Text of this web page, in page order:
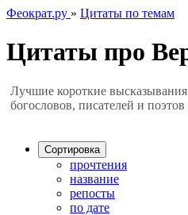
Феократ.ру » Цитаты по темам
Цитаты про
Лучшие короткие
богословов, писателей и
Сортировка
прочтения
название
репосты
по дате